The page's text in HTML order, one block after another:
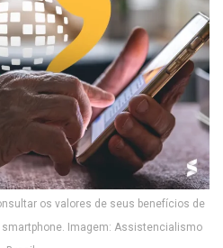
os valores de seus benefícios de
Imagem: Assistencialismo